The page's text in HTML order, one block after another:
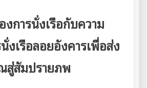
งการนั่งเรือกับความ
งเรือลอยอังคารเพื่อส่ง
สัมปรายภพ